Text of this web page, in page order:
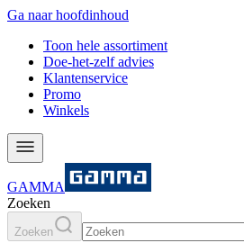
Ga naar hoofdinhoud
Toon hele assortiment
Doe-het-zelf advies
Klantenservice
Promo
Winkels
GAMMA
Zoeken
Zoeken